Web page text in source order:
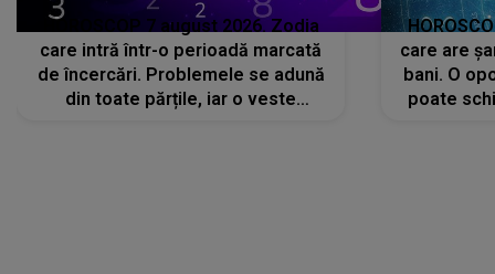
HOROSCOP 7 august 2026. Zodia
care intră într-o perioadă marcată
de încercări. Problemele se adună
din toate părțile, iar o veste
care are
bani. O
poate